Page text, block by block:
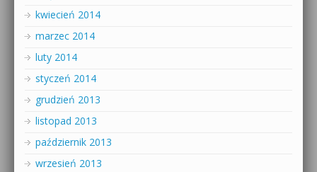
kwiecień 2014
marzec 2014
luty 2014
styczeń 2014
grudzień 2013
listopad 2013
październik 2013
wrzesień 2013